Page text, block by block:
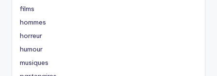
films
hommes
horreur
humour
musiques